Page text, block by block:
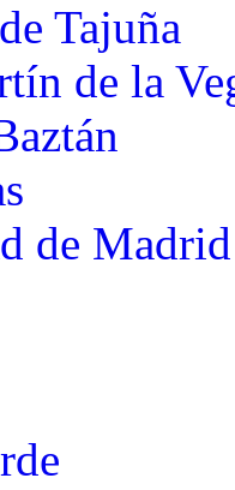
Tajuña
de la
de Madrid